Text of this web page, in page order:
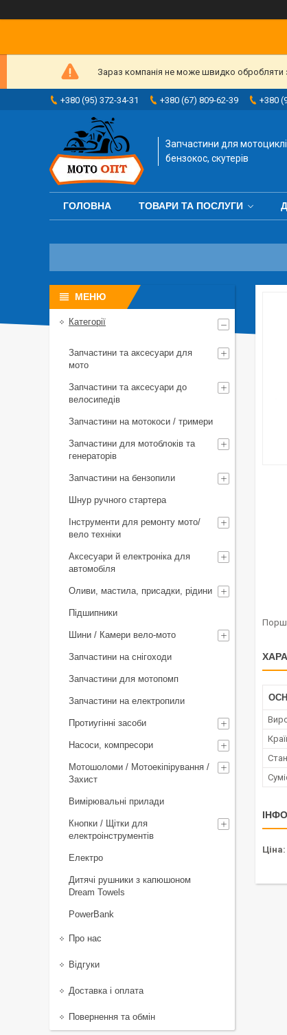
Зараз компанія не може швидко обробляти
+380 (95) 372-34-31 +380 (67) 809-62-39 +380
Запчастини для
бензокос, скутерів
ГОЛОВНА ТОВАРИ ТА ПОСЛУГИ
Стан
Ціна:
Категорії
Запчастини та аксесуари для
мото
Запчастини та аксесуари до
велосипедів
Запчастини на мотокоси / тримери
Запчастини для мотоблоків та
генераторів
Запчастини на бензопили
Шнур ручного стартера
Інструменти для ремонту мото/
вело техніки
Аксесуари й електроніка для
автомобіля
Оливи, мастила, присадки, рідини
Підшипники
Шини / Камери вело-мото
Запчастини на снігоходи
Запчастини для мотопомп
Запчастини на електропили
Протиугінні засоби
Насоси, компресори
Мотошоломи / Мотоекіпірування /
Захист
Вимірювальні прилади
Кнопки / Щітки для
електроінструментів
Електро
Дитячі рушники з капюшоном
Dream Towels
PowerBank
Про нас
Відгуки
Доставка і оплата
Повернення та обмін